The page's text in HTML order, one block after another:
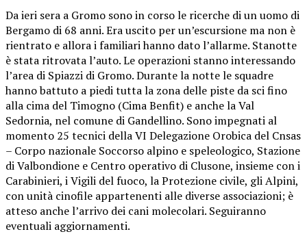
Da ieri sera a Gromo sono in corso le ricerche di un uomo di
Bergamo di 68 anni. Era uscito per un’escursione ma non è
rientrato e allora i familiari hanno dato l’allarme. Stanotte
è stata ritrovata l’auto. Le operazioni stanno interessando
l’area di Spiazzi di Gromo. Durante la notte le squadre
hanno battuto a piedi tutta la zona delle piste da sci fino
alla cima del Timogno (Cima Benfit) e anche la Val
Sedornia, nel comune di Gandellino. Sono impegnati al
momento 25 tecnici della VI Delegazione Orobica del Cnsas
– Corpo nazionale Soccorso alpino e speleologico, Stazione
di Valbondione e Centro operativo di Clusone, insieme con i
Carabinieri, i Vigili del fuoco, la Protezione civile, gli Alpini,
con unità cinofile appartenenti alle diverse associazioni; è
atteso anche l’arrivo dei cani molecolari. Seguiranno
eventuali aggiornamenti.